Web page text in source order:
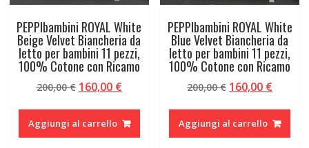
PEPPIbambini ROYAL White
Beige Velvet Biancheria da
letto per bambini 11 pezzi,
100% Cotone con Ricamo
200,00€ Il
originale
era:
160,00 €Il
attuale
è:
Aggiungi al carrello
PEPPIbambini ROYAL White
Blue Velvet Biancheria da
letto per bambini 11 pezzi,
100% Cotone con Ricamo
200,00€ Il
originale
era:
160,00 €Il
è:
Aggiungi al carrello